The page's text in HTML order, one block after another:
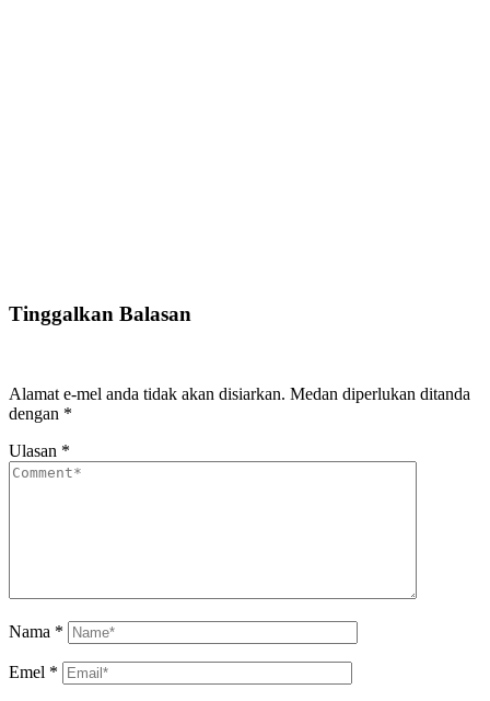
Tinggalkan Balasan
Alamat e-mel anda tidak akan disiarkan. Medan diperlukan ditanda
dengan *
Ulasan *
Nama *
Emel *